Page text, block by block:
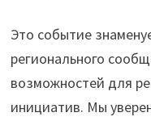
Это событие
регионального
возможностей для
инициатив. Мы